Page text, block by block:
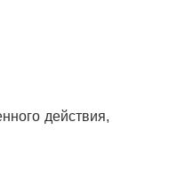
действия,